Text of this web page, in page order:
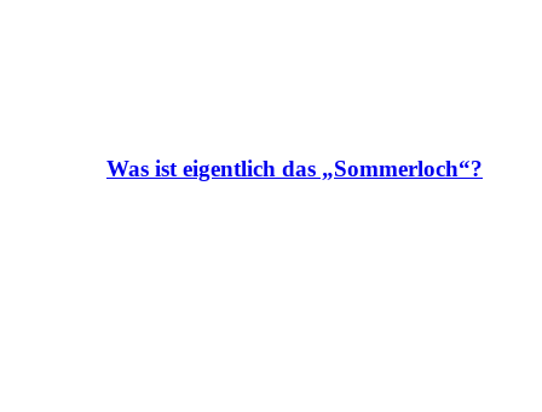
Was ist eigentlich das „Sommerloch“?